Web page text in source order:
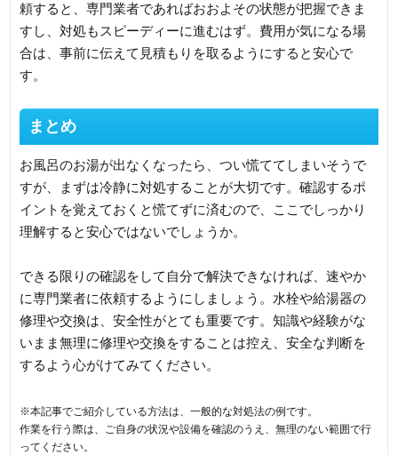
頼すると、専門業者であればおおよその状態が把握できま
すし、対処もスピーディーに進むはず。費用が気になる場
合は、事前に伝えて見積もりを取るようにすると安心で
す。
まとめ
お風呂のお湯が出なくなったら、つい慌ててしまいそうで
すが、まずは冷静に対処することが大切です。確認するポ
イントを覚えておくと慌てずに済むので、ここでしっかり
理解すると安心ではないでしょうか。
できる限りの確認をして自分で解決できなければ、速やか
に専門業者に依頼するようにしましょう。水栓や給湯器の
修理や交換は、安全性がとても重要です。知識や経験がな
いまま無理に修理や交換をすることは控え、安全な判断を
するよう心がけてみてください。
※本記事でご紹介している方法は、一般的な対処法の例です。
作業を行う際は、ご自身の状況や設備を確認のうえ、無理のない範囲で行
ってください。